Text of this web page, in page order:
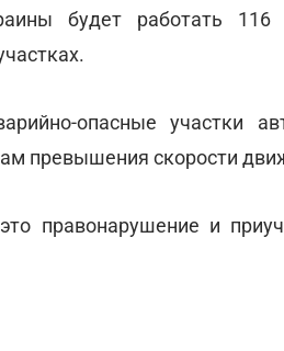
будет работать
опасные участки
превышения скорости
правонарушение и